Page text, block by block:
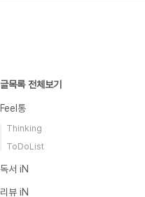
글목록 전체보기
Feel통
Thinking
ToDoList
독서 iN
리뷰 iN